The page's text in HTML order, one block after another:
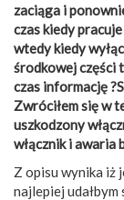
zaciąga i
czas kiedy
wtedy kiedy
środkowej części
czas informację
Zwróciłem się w
uszkodzony
włącznik i awaria
Z opisu wynika iż
najlepiej